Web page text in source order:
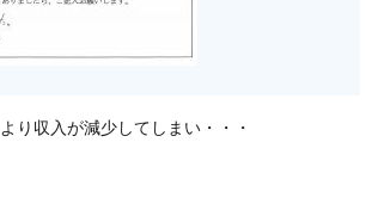
り収入が減少してしまい・・・